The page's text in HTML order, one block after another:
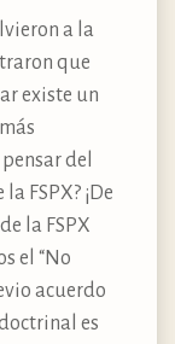
a la
que
existe un
del
FSPX? ¡De
la FSPX
el “No
acuerdo
es